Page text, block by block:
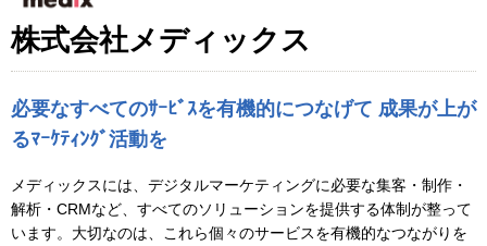
株式会社メディックス
必要なすべてのｻｰﾋﾞｽを有機的につなげて 成果が上が
るﾏｰｹﾃｨﾝｸﾞ活動を
メディックスには、デジタルマーケティングに必要な集客・制作・
解析・CRMなど、すべてのソリューションを提供する体制が整って
います。大切なのは、これら個々のサービスを有機的なつながりを